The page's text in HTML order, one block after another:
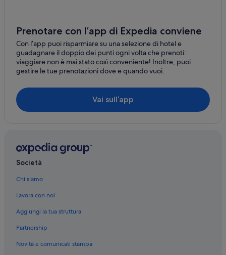
Porta Venezia: Hotel economici
Porta Venezia: Hotel con bar
Porta Venezia: Hotel per fare shopping
Porta Nuova: Hyatt Hotels
Porta Venezia: NH Hotels
Porta Venezia: hotel Melia
Centro di Milano: hotel
Casa Galimberti e casa Guazzoni: hotel nelle vicinanze
Milano: hotel
Porta Venezia: hotel nelle vicinanze
Studio Giangaleazzo Visconti: hotel nelle vicinanze
Stazione centrale di Milano: hotel nelle vicinanze
Prenotare con l’app di Expedia conviene
Con l’app puoi risparmiare su una selezione di hotel e
guadagnare il doppio dei punti ogni volta che prenoti:
viaggiare non è mai stato così conveniente! Inoltre, puoi
gestire le tue prenotazioni dove e quando vuoi.
Vai sull’app
Società
Chi siamo
Lavora con noi
Aggiungi la tua struttura
Partnership
Novità e comunicati stampa